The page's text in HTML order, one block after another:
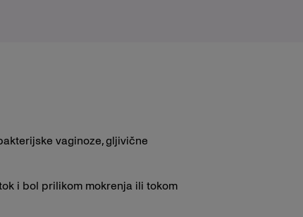
vaginoze, gljivične
i bol prilikom mokrenja ili tokom